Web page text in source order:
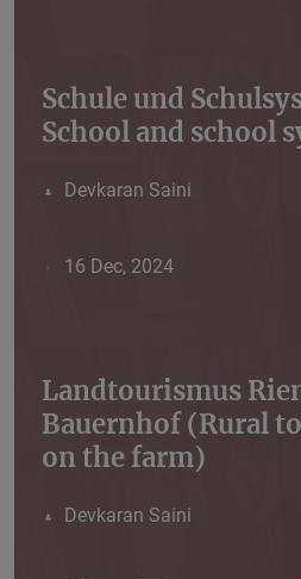
Schule und
School and school
Devkaran Saini
16 Dec, 2024
Landtourismus
Bauernhof (Rural
on the farm)
Devkaran Saini